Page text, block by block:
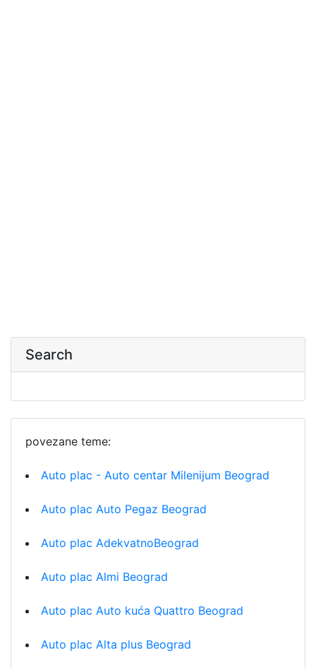
Search
povezane teme:
Auto plac - Auto centar Milenijum Beograd
Auto plac Auto Pegaz Beograd
Auto plac AdekvatnoBeograd
Auto plac Almi Beograd
Auto plac Auto kuća Quattro Beograd
Auto plac Alta plus Beograd